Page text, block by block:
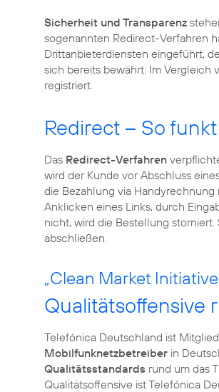
Sicherheit und Transparenz
sogenannten Redirect-Verfahren
Drittanbieterdiensten eingeführt,
sich bereits bewährt: Im Vergleich
registriert.
Redirect – So
Das Redirect-Verfahren
wird der Kunde vor Abschluss
die Bezahlung via
Anklicken eines Links, durch
nicht, wird die Bestellung storniert.
abschließen.
„Clean Market
Qualitätsoffensive
Telefónica Deutschland ist
Mobilfunknetzbetreiber in
Qualitätsstandards rund um das
Qualitätsoffensive ist Telefónica